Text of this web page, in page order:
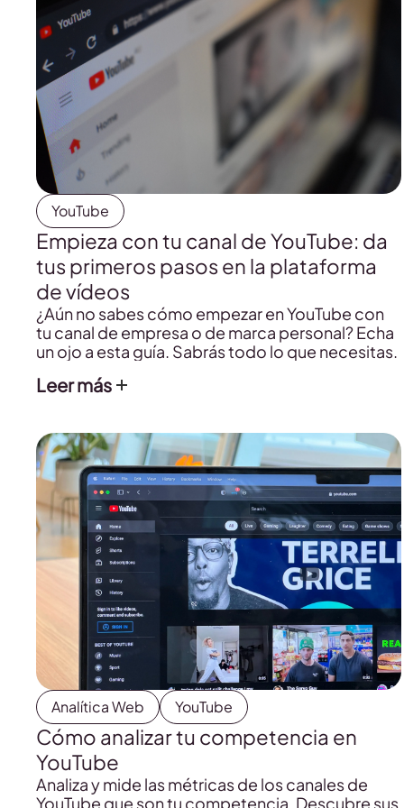
YouTube
Empieza con tu canal de YouTube: da
tus primeros pasos en la plataforma
de vídeos
¿Aún no sabes cómo empezar en YouTube con
tu canal de empresa o de marca personal? Echa
un ojo a esta guía. Sabrás todo lo que necesitas.
Leer más
Analítica Web YouTube
Cómo analizar tu competencia en
YouTube
Analiza y mide las métricas de los canales de
YouTube que son tu competencia. Descubre sus